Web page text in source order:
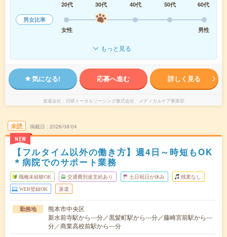
20代
30代 40代 50代
60代
男女比率
女性
男性
もっと見る
気になる! 応募へ進む 詳しく見る
派遣会社 日研トータルソーシング株式会社 メディカルケア事業部
未読
NEW
掲載日 2026/08/04
【フルタイム以外の働き方】週4日～時短もOK
＊病院でのサポート業務
職種未経験OK 交通費別途支給あり 土日祝日が休み 残業なし
WEB登録OK 派遣
勤務地
熊本市中央区
新水前寺駅から---分／黒髪町駅から---分／藤崎宮前駅から---
分／商業高校前駅から---分